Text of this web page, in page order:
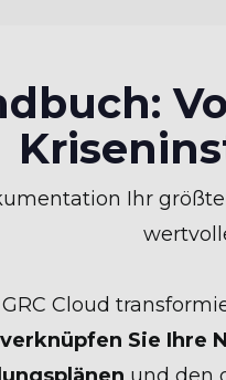
Ihr
Cloud
verknüpfen Sie Ihre